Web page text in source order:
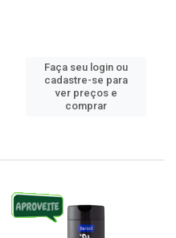
Faça seu login ou
cadastre-se para
ver preços e
comprar